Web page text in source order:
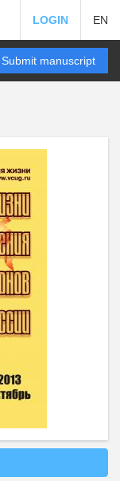
LOGIN EN
Submit manuscript